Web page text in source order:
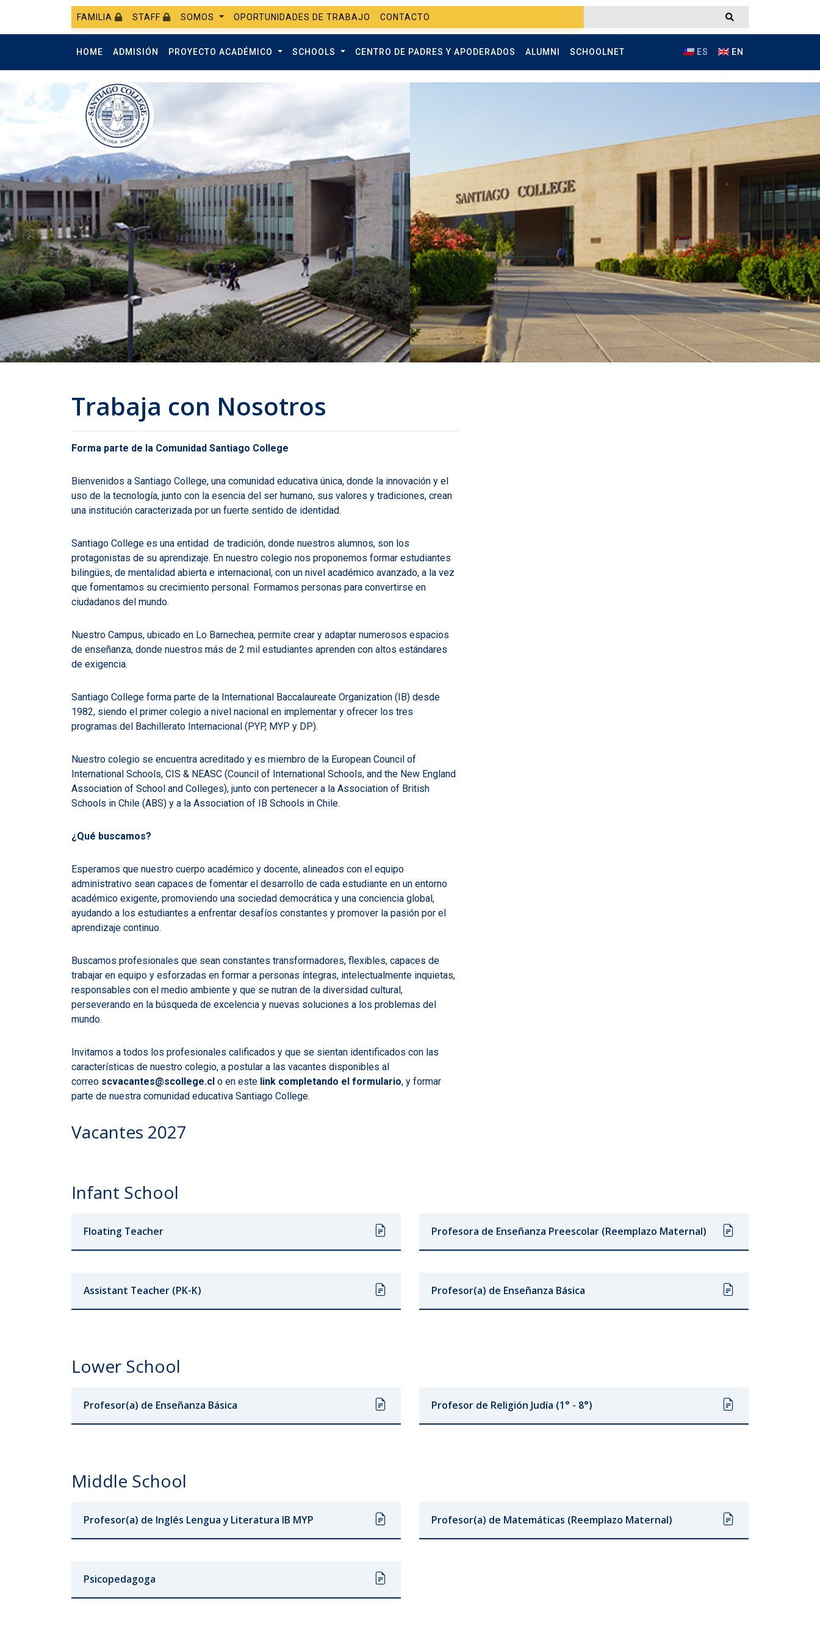
FAMILIA STAFF SOMOS OPORTUNIDADES DE TRABAJO CONTACTO
HOME ADMISIÓN PROYECTO ACADÉMICO SCHOOLS CENTRO DE PADRES Y APODERADOS ALUMNI SCHOOLNET ES EN
Trabaja con Nosotros
Forma parte de la Comunidad Santiago College
Bienvenidos a Santiago College, una comunidad educativa única, donde la innovación y el
uso de la tecnología, junto con la esencia del ser humano, sus valores y tradiciones, crean
una institución caracterizada por un fuerte sentido de identidad.
Santiago College es una entidad de tradición, donde nuestros alumnos, son los
protagonistas de su aprendizaje. En nuestro colegio nos proponemos formar estudiantes
bilingües, de mentalidad abierta e internacional, con un nivel académico avanzado, a la vez
que fomentamos su crecimiento personal. Formamos personas para convertirse en
ciudadanos del mundo.
Nuestro Campus, ubicado en Lo Barnechea, permite crear y adaptar numerosos espacios
de enseñanza, donde nuestros más de 2 mil estudiantes aprenden con altos estándares
de exigencia.
Santiago College forma parte de la International Baccalaureate Organization (IB) desde
1982, siendo el primer colegio a nivel nacional en implementar y ofrecer los tres
programas del Bachillerato Internacional (PYP, MYP y DP).
Nuestro colegio se encuentra acreditado y es miembro de la European Council of
International Schools, CIS & NEASC (Council of International Schools, and the New England
Association of School and Colleges), junto con pertenecer a la Association of British
Schools in Chile (ABS) y a la Association of IB Schools in Chile.
¿Qué buscamos?
Esperamos que nuestro cuerpo académico y docente, alineados con el equipo
administrativo sean capaces de fomentar el desarrollo de cada estudiante en un entorno
académico exigente, promoviendo una sociedad democrática y una conciencia global,
ayudando a los estudiantes a enfrentar desafíos constantes y promover la pasión por el
aprendizaje continuo.
Buscamos profesionales que sean constantes transformadores, flexibles, capaces de
trabajar en equipo y esforzadas en formar a personas íntegras, intelectualmente inquietas,
responsables con el medio ambiente y que se nutran de la diversidad cultural,
perseverando en la búsqueda de excelencia y nuevas soluciones a los problemas del
mundo.
Invitamos a todos los profesionales calificados y que se sientan identificados con las
características de nuestro colegio, a postular a las vacantes disponibles al
correo scvacantes@scollege.cl o en este link completando el formulario, y formar
parte de nuestra comunidad educativa Santiago College.
Vacantes 2027
Infant School
Floating Teacher Profesora de Enseñanza Preescolar (Reemplazo Maternal)
Assistant Teacher (PK-K) Profesor(a) de Enseñanza Básica
Lower School
Profesor(a) de Enseñanza Básica Profesor de Religión Judía (1° - 8°)
Middle School
Profesor(a) de Inglés Lengua y Literatura IB MYP Profesor(a) de Matemáticas (Reemplazo Maternal)
Psicopedagoga